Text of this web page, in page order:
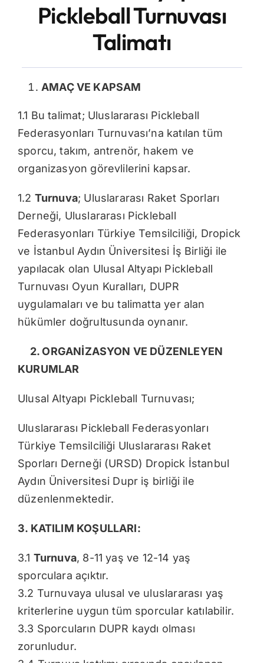
Pickleball Turnuvası
Talimatı
AMAÇ VE KAPSAM
1.1 Bu talimat; Uluslararası Pickleball
Federasyonları Turnuvası’na katılan tüm
sporcu, takım, antrenör, hakem ve
organizasyon görevlilerini kapsar.
1.2 Turnuva; Uluslararası Raket Sporları
Derneği, Uluslararası Pickleball
Federasyonları Türkiye Temsilciliği, Dropick
ve İstanbul Aydın Üniversitesi İş Birliği ile
yapılacak olan Ulusal Altyapı Pickleball
Turnuvası Oyun Kuralları, DUPR
uygulamaları ve bu talimatta yer alan
hükümler doğrultusunda oynanır.
2. ORGANİZASYON VE DÜZENLEYEN
KURUMLAR
Ulusal Altyapı Pickleball Turnuvası;
Uluslararası Pickleball Federasyonları
Türkiye Temsilciliği Uluslararası Raket
Sporları Derneği (URSD) Dropick İstanbul
Aydın Üniversitesi Dupr iş birliği ile
düzenlenmektedir.
3. KATILIM KOŞULLARI:
3.1 Turnuva, 8-11 yaş ve 12-14 yaş
sporculara açıktır.
3.2 Turnuvaya ulusal ve uluslararası yaş
kriterlerine uygun tüm sporcular katılabilir.
3.3 Sporcuların DUPR kaydı olması
zorunludur.